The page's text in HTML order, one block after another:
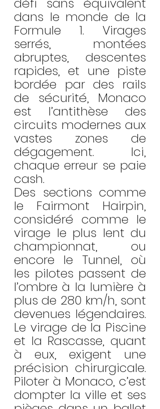
dans le monde de la
Formule 1. Virages
serrés, montées
abruptes, descentes
rapides, et une piste
bordée par des rails
de sécurité, Monaco
est l’antithèse des
circuits modernes aux
vastes zones de
dégagement. Ici,
chaque erreur se paie
cash.
Des sections comme
le Fairmont Hairpin,
considéré comme le
virage le plus lent du
championnat, ou
encore le Tunnel, où
les pilotes passent de
l’ombre à la lumière à
plus de 280 km/h, sont
devenues légendaires.
Le virage de la Piscine
et la Rascasse, quant
à eux, exigent une
précision chirurgicale.
Piloter à Monaco, c’est
dompter la ville et ses